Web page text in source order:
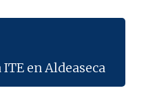
en Aldeaseca